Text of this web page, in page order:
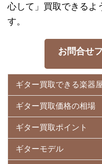
心して」買取できるよ
す。
お問合せ
ギター買取できる楽器
ギター買取価格の相場
ギター買取ポイント
ギターモデル